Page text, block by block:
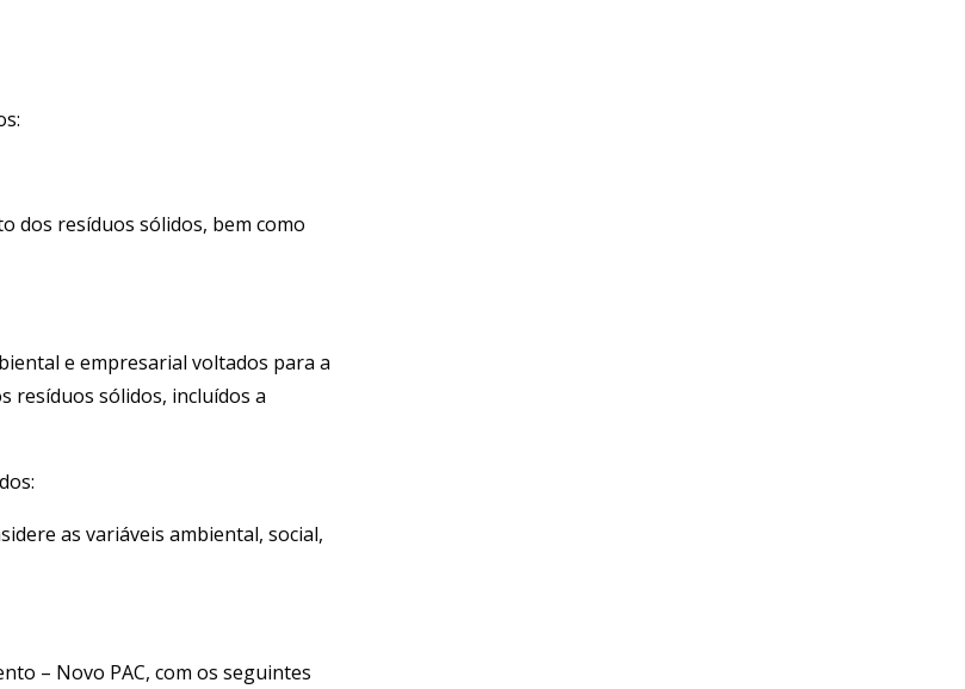
dos resíduos sólidos, bem como
e empresarial voltados para a
resíduos sólidos, incluídos a
as variáveis ambiental, social,
– Novo PAC, com os seguintes